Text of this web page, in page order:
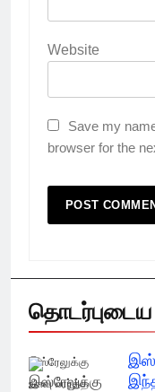
Website
Save my
browser for the
இஸ்ரேலுக்கு
உளவு பார்த்த